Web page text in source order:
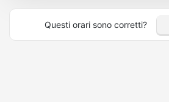
Questi orari sono corretti?